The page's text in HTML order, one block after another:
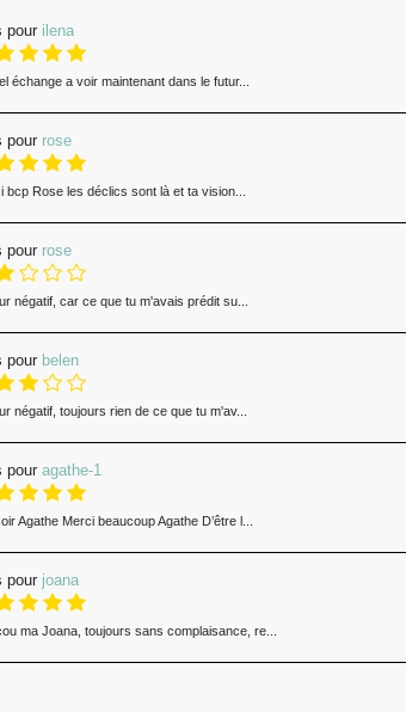
pour ilena
échange a voir maintenant dans le futur...
pour rose
bcp Rose les déclics sont là et ta vision...
pour rose
négatif, car ce que tu m'avais prédit su...
pour belen
négatif, toujours rien de ce que tu m'av...
pour agathe-1
Agathe Merci beaucoup Agathe D’être l...
pour joana
ma Joana, toujours sans complaisance, re...